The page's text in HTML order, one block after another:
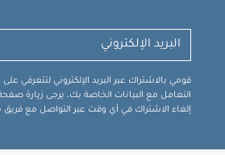
قومي بالاشتراك عبر البريد الإلكتروني لتتعرفي
التعامل مع البيانات الخاصة بك، يرجى زيارة
إلغاء الاشتراك في أي وقت عبر التواصل مع فريق